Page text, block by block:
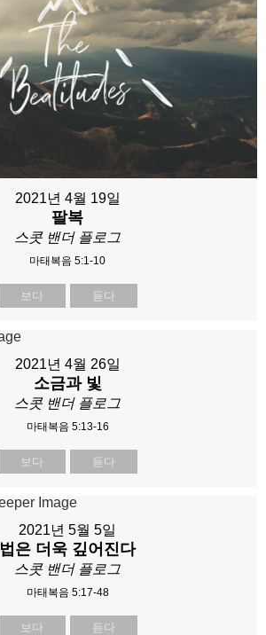
2021년 4월 19일
팔복
스콧 밴더 플로그
마태복음 5:1-10
보다 듣다
2021년 4월 26일
소금과 빛
스콧 밴더 플로그
마태복음 5:13-16
보다 듣다
2021년 5월 5일
법은 더욱 깊어진다
스콧 밴더 플로그
마태복음 5:17-48
보다 듣다